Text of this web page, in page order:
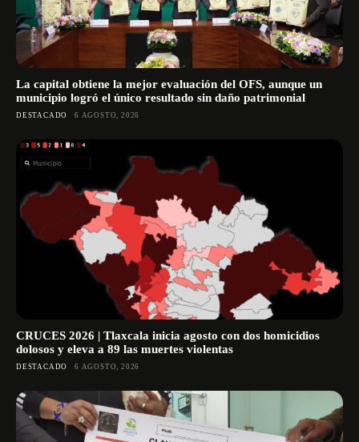
La capital obtiene la mejor evaluación del OFS, aunque un
municipio logró el único resultado sin daño patrimonial
DESTACADO 6 AGOSTO, 2026
CRUCES 2026 | Tlaxcala inicia agosto con dos homicidios
dolosos y eleva a 89 las muertes violentas
DESTACADO 6 AGOSTO, 2026